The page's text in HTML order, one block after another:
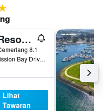
Bahia Resort Hotel
8.1
998 West Mission Bay Drive, San Diego, CA, Amerika Syarikat
Lihat
Tawaran